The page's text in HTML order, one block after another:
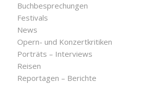
Buchbesprechungen
Festivals
News
Opern- und Konzertkritiken
Porträts – Interviews
Reisen
Reportagen – Berichte